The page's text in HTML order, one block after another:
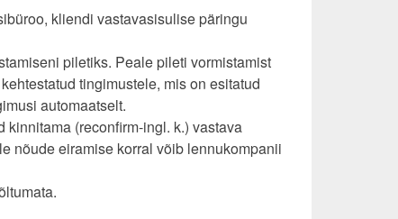
kliendi vastavasisulise päringu
piletiks. Peale pileti vormistamist
tingimustele, mis on esitatud
automaatselt.
(reconfirm-ingl. k.) vastava
nõude eiramise korral võib lennukompanii